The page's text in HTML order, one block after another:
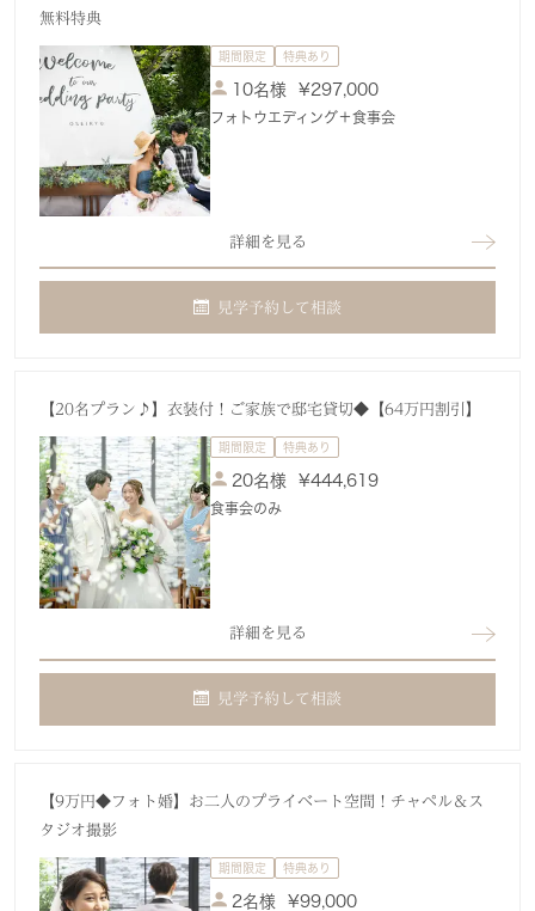
無料特典
期間限定 特典あり
10名様 ¥297,000
フォトウエディング＋食事会
詳細を見る
見学予約して相談
【20名プラン♪】衣装付！ご家族で邸宅貸切◆【64万円割引】
期間限定 特典あり
20名様 ¥444,619
食事会のみ
詳細を見る
見学予約して相談
【9万円◆フォト婚】お二人のプライベート空間！チャペル＆ス
タジオ撮影
期間限定 特典あり
2名様 ¥99,000